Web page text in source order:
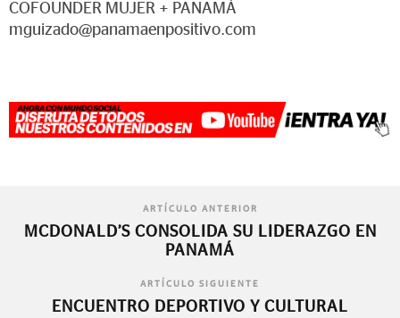
COFOUNDER MUJER + PANAMÁ
mguizado@panamaenpositivo.com
ARTÍCULO ANTERIOR
MCDONALD’S CONSOLIDA SU LIDERAZGO EN
PANAMÁ
ARTÍCULO SIGUIENTE
ENCUENTRO DEPORTIVO Y CULTURAL